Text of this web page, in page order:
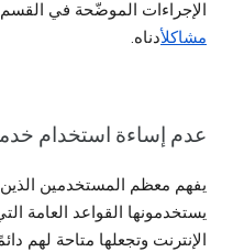
الإجراءات الموضّحة في القسم
مشاكلأدناه.
عدم إساءة استخدام
يفهم معظم المستخدمين الذين
يستخدمونها القواعد العامة
الإنترنت وتجعلها متاحة لهم